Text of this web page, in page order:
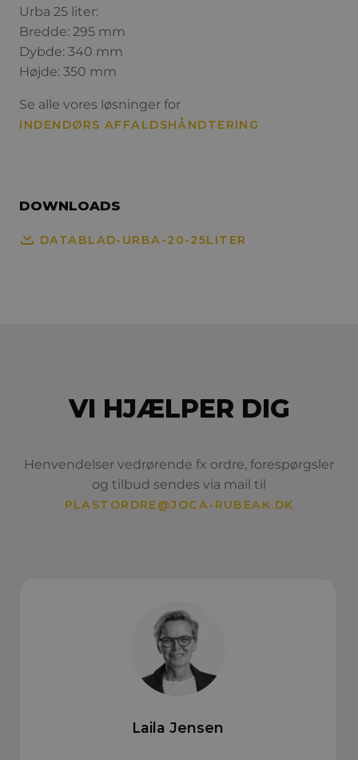
Urba 25 liter:
Bredde: 295 mm
Dybde: 340 mm
Højde: 350 mm
Se alle vores løsninger for
INDENDØRS AFFALDSHÅNDTERING
DOWNLOADS
DATABLAD-URBA-20-25LITER
VI HJÆLPER DIG
Henvendelser vedrørende fx ordre, forespørgsler
og tilbud sendes via mail til
PLASTORDRE@JOCA-RUBEAK.DK
Laila Jensen